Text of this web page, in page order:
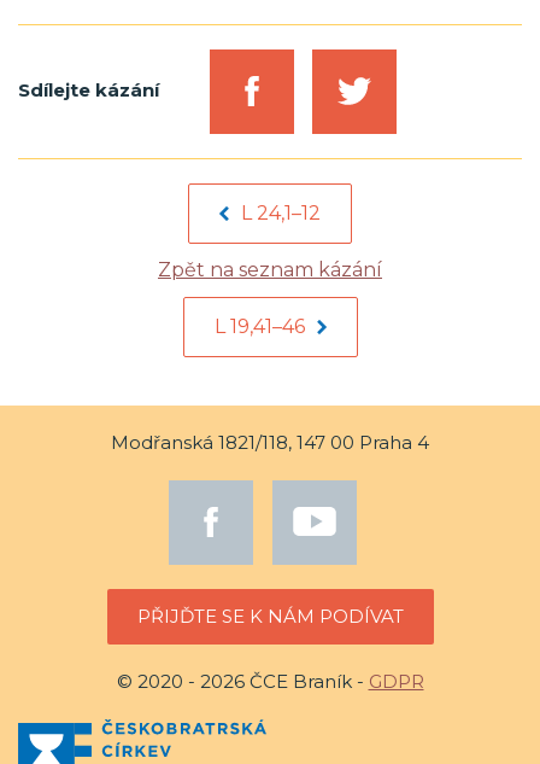
Sdílejte kázání
L 24,1–12
Zpět na seznam kázání
L 19,41–46
Modřanská 1821/118, 147 00 Praha 4
PŘIJĎTE SE K NÁM PODÍVAT
© 2020 - 2026 ČCE Braník - GDPR